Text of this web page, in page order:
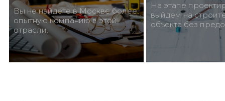
Вы не найдете в Москве более
опытную компанию в этой
отрасли.
На этапе
выйдем на
объекта без